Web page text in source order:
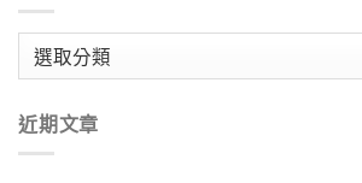
章
類
近期文章